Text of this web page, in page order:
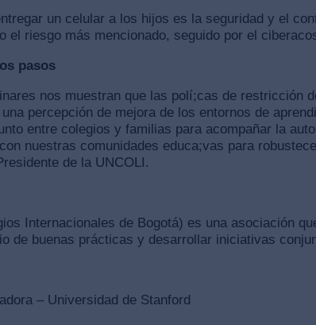
un celular a los hijos es la seguridad y el
el riesgo más mencionado, seguido por el
pasos
nos muestran que las polí;cas de restricción
percepción de mejora de los entornos de
entre colegios y familias para acompañar la
nuestras comunidades educa;vas para
de la UNCOLI.
Internacionales de Bogotá) es una asociación
de buenas prácticas y desarrollar iniciativas
– Universidad de Stanford